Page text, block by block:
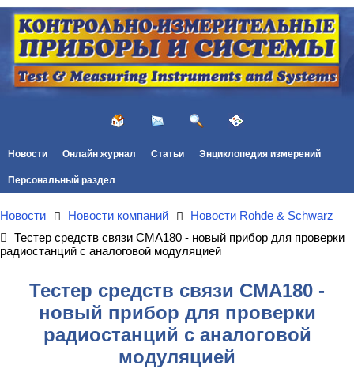
Новости Онлайн журнал Статьи Энциклопедия измерений
Персональный раздел
Новости Новости компаний
Новости Rohde & Schwarz
Тестер средств связи CMA180 - новый прибор для проверки
радиостанций с аналоговой модуляцией
Тестер средств связи CMA180 -
новый прибор для проверки
радиостанций с аналоговой
модуляцией